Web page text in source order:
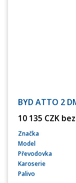
BYD ATTO 2
10 135 CZK
Značka
Model
Převodovka
Karoserie
Palivo